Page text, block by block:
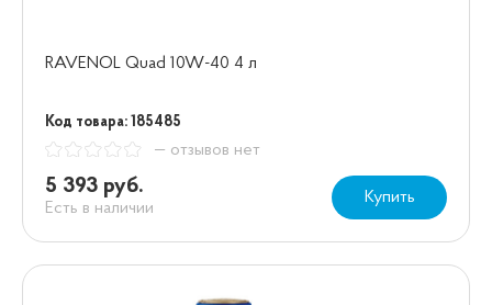
RAVENOL Quad 10W-40 4 л
Код товара: 185485
— отзывов нет
5 393 руб.
Есть в наличии
Купить